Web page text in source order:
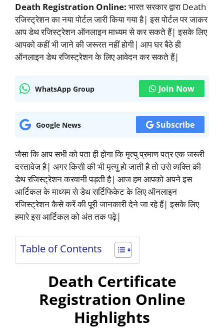
Death Registration Online: भारत सरकार द्वारा Death
रजिस्ट्रेशन का नया पोर्टल जारी किया गया है| इस पोर्टल पर जाकर
आप डेथ रजिस्ट्रेशन ऑनलाइन माध्यम से कर सकते हैं| इसके लिए
आपको कहीं भी जाने की जरूरत नहीं होगी| आप घर बैठे ही
ऑनलाइन डेथ रजिस्ट्रेशन के लिए आवेदन कर सकते हैं|
WhatsApp Group Join Now
Google News Subscribe
जैसा कि आप सभी को पता ही होगा कि मृत्यु प्रमाण पत्र एक जरूरी
दस्तावेज है| अगर किसी की भी मृत्यु हो जाती है तो उसे व्यक्ति की
डेथ रजिस्ट्रेशन करवानी पड़ती है| आज हम आपको अपने इस
आर्टिकल के माध्यम से डेथ सर्टिफिकेट के लिए ऑनलाइन
रजिस्ट्रेशन कैसे करें की पूरी जानकारी देने जा रहे हैं| इसके लिए
हमारे इस आर्टिकल को अंत तक पढ़े|
Table of Contents
Death Certificate
Registration Online
Highlights